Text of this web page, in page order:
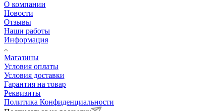
О компании
Новости
Отзывы
Наши работы
Информация
Магазины
Условия оплаты
Условия доставки
Гарантия на товар
Реквизиты
Политика Конфиденциальности